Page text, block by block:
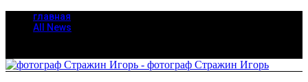
главная
All News